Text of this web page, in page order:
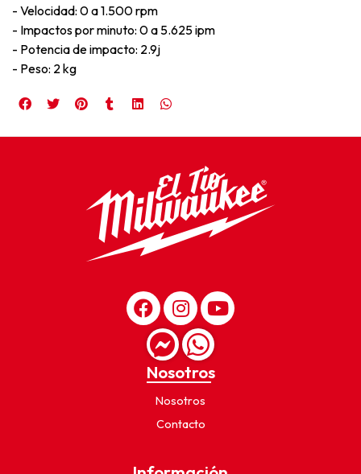
- Velocidad: 0 a 1.500 rpm
- Impactos por minuto: 0 a 5.625 ipm
- Potencia de impacto: 2.9j
- Peso: 2 kg
Nosotros
Nosotros
Contacto